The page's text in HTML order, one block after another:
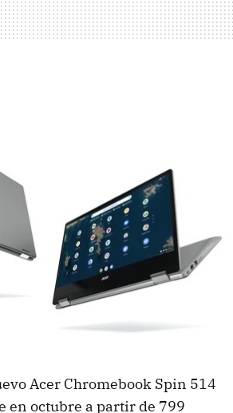
Acer Chromebook Spin 514
en octubre a partir de 799